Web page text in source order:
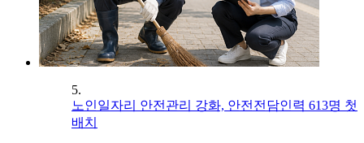
5.
노인일자리 안전관리 강화, 안전전담인력 613명 첫
배치